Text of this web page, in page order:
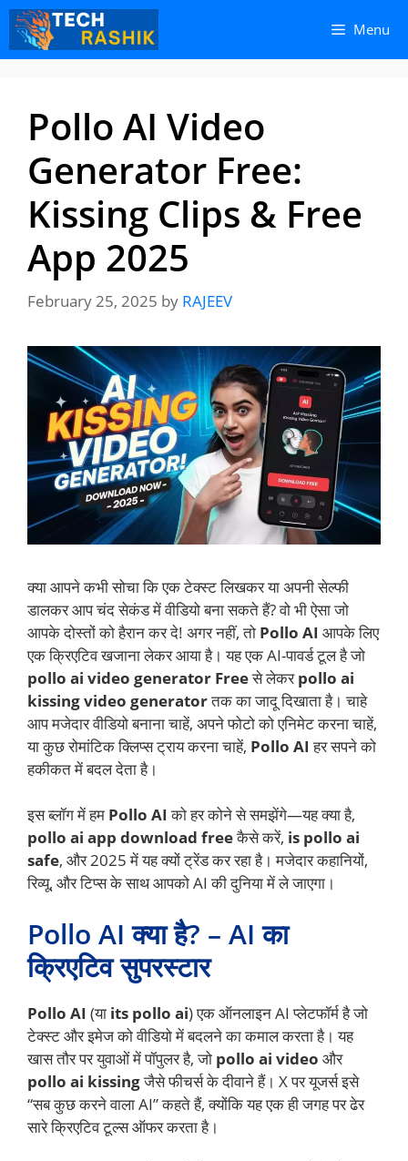
Skip
content
Skip
content
Menu
Pollo AI Video
Generator Free:
Kissing Clips & Free
App 2025
February 25, 2025 by RAJEEV
क्या आपने कभी सोचा कि एक टेक्स्ट लिखकर या अपनी सेल्फी
डालकर आप चंद सेकंड में वीडियो बना सकते हैं? वो भी ऐसा जो
आपके दोस्तों को हैरान कर दे! अगर नहीं, तो Pollo AI आपके लिए
एक क्रिएटिव खजाना लेकर आया है। यह एक AI-पावर्ड टूल है जो
pollo ai video generator Freeसे लेकरpollo ai
kissing video generatorतक का जादू दिखाता है। चाहे
आप मजेदार वीडियो बनाना चाहें, अपने फोटो को एनिमेट करना चाहें,
या कुछ रोमांटिक क्लिप्स ट्राय करना चाहें, Pollo AI हर सपने को
हकीकत में बदल देता है।
इस ब्लॉग में हम Pollo AI को हर कोने से समझेंगे—यह क्या है,
pollo ai app download freeकैसे करें, is pollo ai
safe, और 2025 में यह क्यों ट्रेंड कर रहा है। मजेदार कहानियों,
रिव्यू, और टिप्स के साथ आपको AI की दुनिया में ले जाएगा।
Pollo AI क्या है? – AI का
क्रिएटिव सुपरस्टार
Pollo AI (या its pollo ai) एक ऑनलाइन AI प्लेटफॉर्म है जो
टेक्स्ट और इमेज को वीडियो में बदलने का कमाल करता है। यह
खास तौर पर युवाओं में पॉपुलर है, जो pollo ai video और
pollo ai kissingजैसे फीचर्स के दीवाने हैं। X पर यूजर्स इसे
“सब कुछ करने वाला AI” कहते हैं, क्योंकि यह एक ही जगह पर ढेर
सारे क्रिएटिव टूल्स ऑफर करता है।